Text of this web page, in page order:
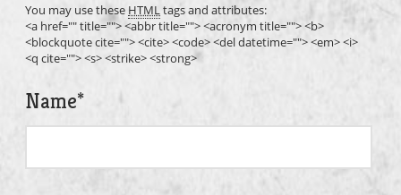
You may use these HTMLtags and attributes:
<a href="" title=""> <abbr title=""> <acronym title=""> <b>
<blockquote cite=""> <cite> <code> <del datetime=""> <em> <i>
<q cite=""> <s> <strike> <strong>
Name*